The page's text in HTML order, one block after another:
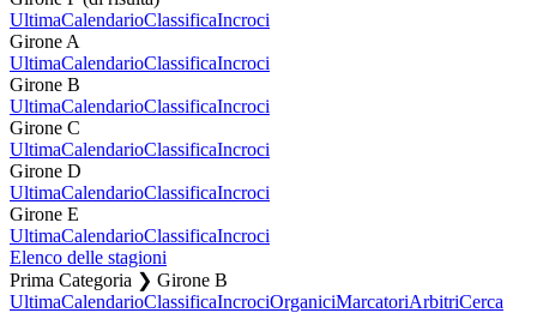
UltimaCalendarioClassificaIncroci
Girone A
UltimaCalendarioClassificaIncroci
Girone B
UltimaCalendarioClassificaIncroci
Girone C
UltimaCalendarioClassificaIncroci
Girone D
UltimaCalendarioClassificaIncroci
Girone E
UltimaCalendarioClassificaIncroci
Elenco delle stagioni
Prima Categoria ❯ Girone B
UltimaCalendarioClassificaIncrociOrganiciMarcatoriArbitriCerca